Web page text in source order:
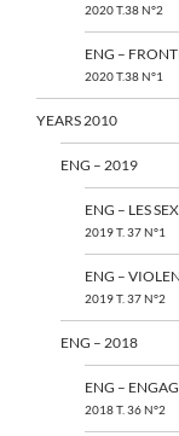
2020 T.38 N°2
ENG –
2020 T.38 N°1
YEARS 2010
ENG – 2019
ENG – LES
2019 T. 37 N°1
ENG –
2019 T. 37 N°2
ENG – 2018
ENG –
2018 T. 36 N°2